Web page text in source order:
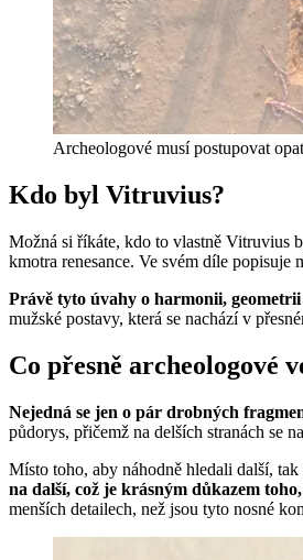
Archeologové musí postupovat
Kdo byl Vitruvius?
Možná si říkáte, kdo to vlastně Vitruvius
kmotra renesance. Ve svém díle
Právě tyto úvahy o harmonii,
mužské postavy, která se nachází v
Co přesně archeologové
Nejedná se jen o pár drobných
půdorys, přičemž na delších stranách se
Místo toho, aby náhodně hledali další,
na další, což je krásným důkazem
menších detailech, než jsou tyto nosné